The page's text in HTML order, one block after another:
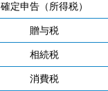
確定申告（所得税）
贈与税
相続税
消費税